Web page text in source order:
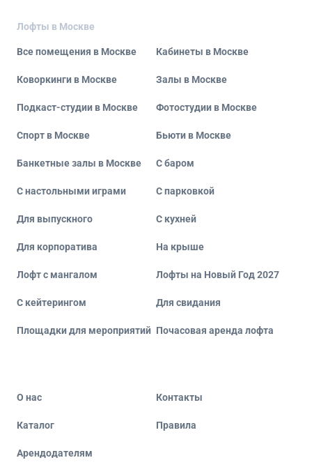
Лофты в Москве
Все помещения в Москве Кабинеты в Москве
Коворкинги в Москве Залы в Москве
Подкаст-студии в Москве Фотостудии в Москве
Спорт в Москве Бьюти в Москве
Банкетные залы в Москве С баром
С настольными играми С парковкой
Для выпускного С кухней
Для корпоратива На крыше
Лофт с мангалом Лофты на Новый Год 2027
С кейтерингом Для свидания
Площадки для мероприятий Почасовая аренда лофта
О нас Контакты
Каталог Правила
Арендодателям